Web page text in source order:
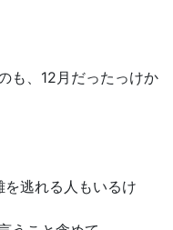
も、12月だったっけか
逃れる人もいるけ